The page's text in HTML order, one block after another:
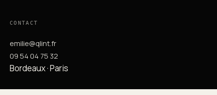
CONTACT
emilie@qlint.fr
09 54 04 75 32
Bordeaux · Paris